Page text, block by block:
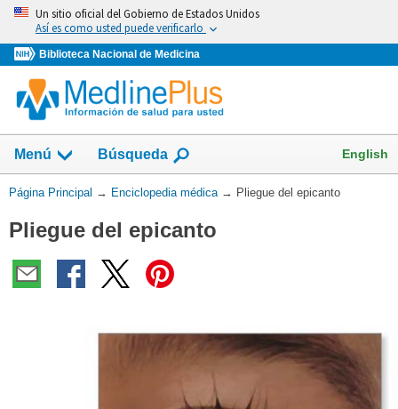
Omita
vaya
al
Contenido
Un sitio oficial del Gobierno de Estados Unidos
Así es como usted puede verificarlo
Biblioteca Nacional de Medicina
Menú Búsqueda English
Usted
aquí:
Página Principal → Enciclopedia médica → Pliegue del epicanto
Pliegue del epicanto